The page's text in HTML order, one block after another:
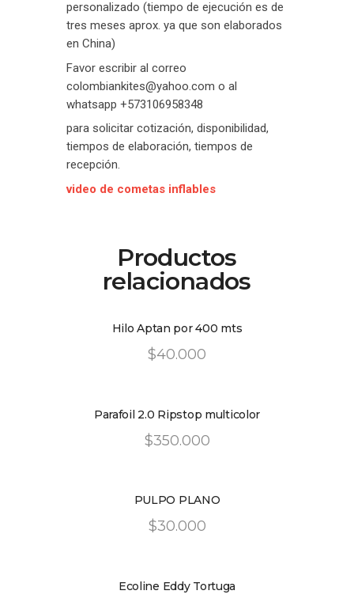
personalizado (tiempo de ejecución es de
tres meses aprox. ya que son elaborados
en China)
Favor escribir al correo
colombiankites@yahoo.com o al
whatsapp +573106958348
para solicitar cotización, disponibilidad,
tiempos de elaboración, tiempos de
recepción.
video de cometas inflables
Productos
relacionados
Hilo Aptan por 400 mts
$40.000
Parafoil 2.0 Ripstop multicolor
$350.000
PULPO PLANO
$30.000
Ecoline Eddy Tortuga